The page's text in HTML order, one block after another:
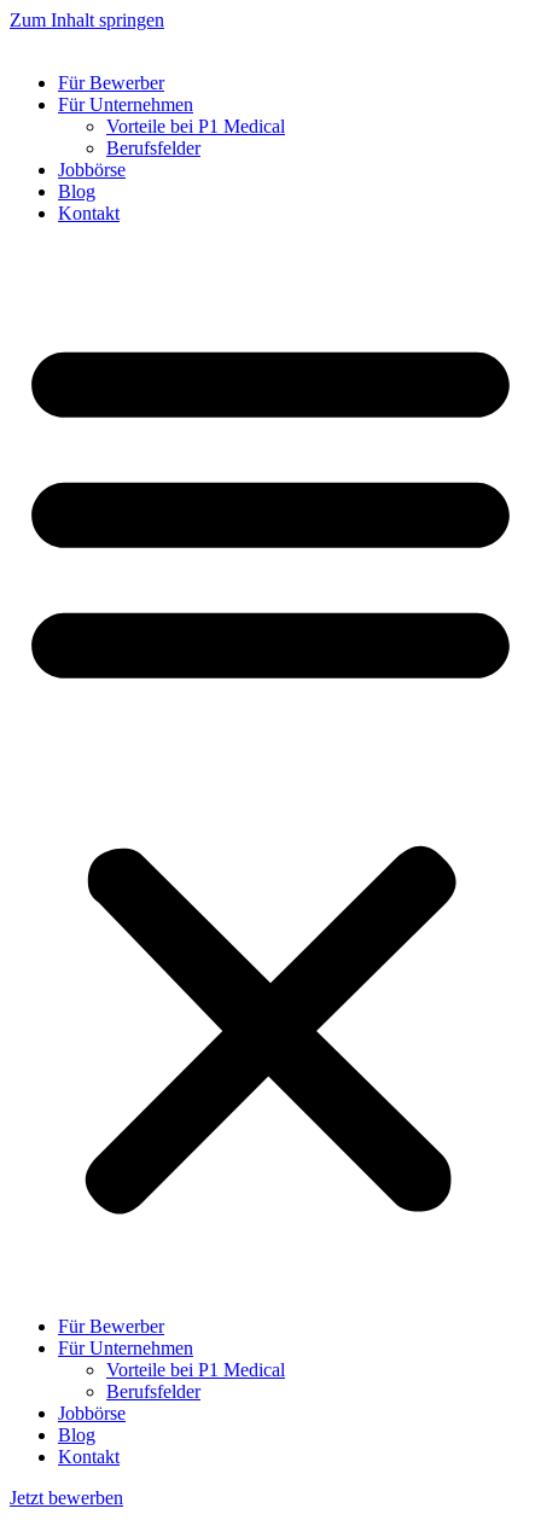
Zum Inhalt springen
Für Bewerber
Für Unternehmen
Vorteile bei P1 Medical
Berufsfelder
Jobbörse
Blog
Kontakt
Für Bewerber
Für Unternehmen
Vorteile bei P1 Medical
Berufsfelder
Jobbörse
Blog
Kontakt
Jetzt bewerben